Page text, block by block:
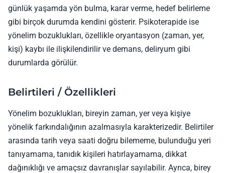
günlük yaşamda yön bulma, karar verme, hedef belirleme
gibi birçok durumda kendini gösterir. Psikoterapide ise
yönelim bozuklukları, özellikle oryantasyon (zaman, yer,
kişi) kaybı ile ilişkilendirilir ve demans, deliryum gibi
durumlarda görülür.
Belirtileri / Özellikleri
Yönelim bozuklukları, bireyin zaman, yer veya kişiye
yönelik farkındalığının azalmasıyla karakterizedir. Belirtiler
arasında tarih veya saati doğru bilememe, bulunduğu yeri
tanıyamama, tanıdık kişileri hatırlayamama, dikkat
dağınıklığı ve amaçsız davranışlar sayılabilir. Ayrıca, birey